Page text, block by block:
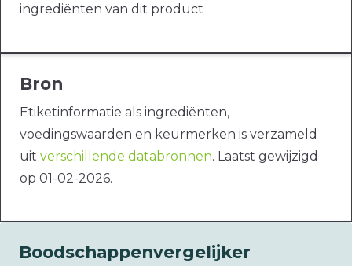
ingrediënten van dit product
Bron
Etiketinformatie als ingrediënten,
voedingswaarden en keurmerken is verzameld
uit verschillende databronnen. Laatst gewijzigd
op 01-02-2026.
Boodschappenvergelijker